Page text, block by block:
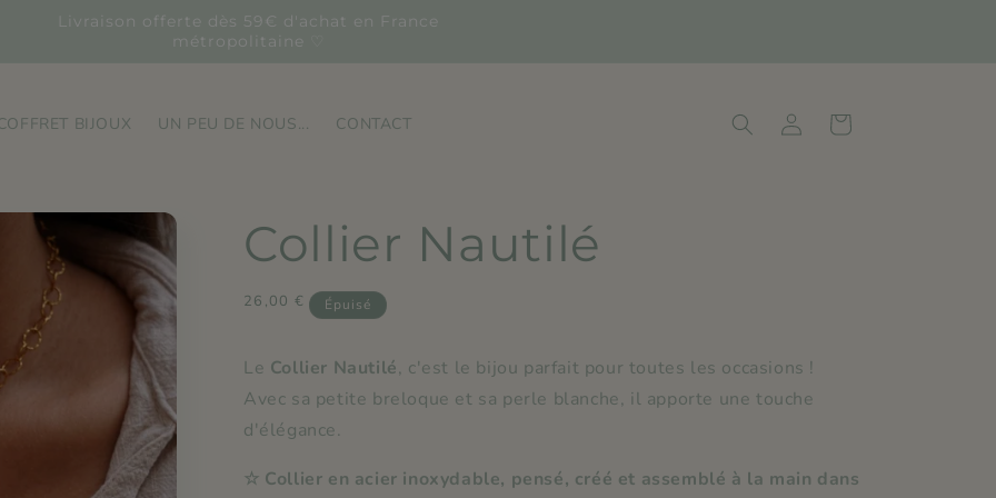
Livraison offerte dès 59€ d'achat en France
métropolitaine ♡
BIJOUX UN PEU DE NOUS... CONTACT Connexion Panier
Collier Nautilé
Prix
26,00 € Épuisé
Le Collier Nautilé, c'est le bijou parfait pour toutes les occasions !
Avec sa petite breloque et sa perle blanche, il apporte une touche
d'élégance.
☆ Collier en acier inoxydable, pensé, créé et assemblé à la main dans